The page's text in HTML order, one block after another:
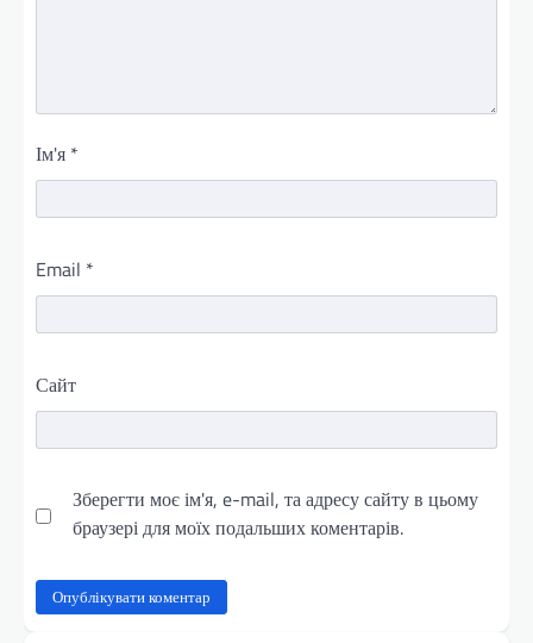
Ім'я *
Email *
Сайт
Зберегти моє ім'я, e-mail, та адресу сайту в цьому
браузері для моїх подальших коментарів.